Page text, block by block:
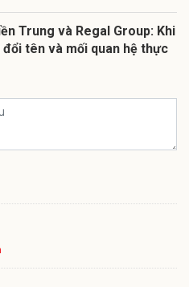
Trung và Regal Group: Khi
tên và mối quan hệ thực